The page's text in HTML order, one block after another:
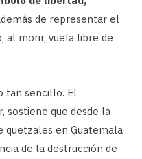
de representar el
al morir, vuela libre de
tan sencillo. El
sostiene que desde la
quetzales en Guatemala
de la destrucción de